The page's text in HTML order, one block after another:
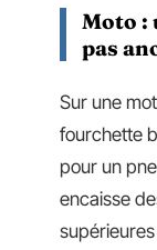
Moto :
pas
Sur une
fourchette
pour un
encaisse